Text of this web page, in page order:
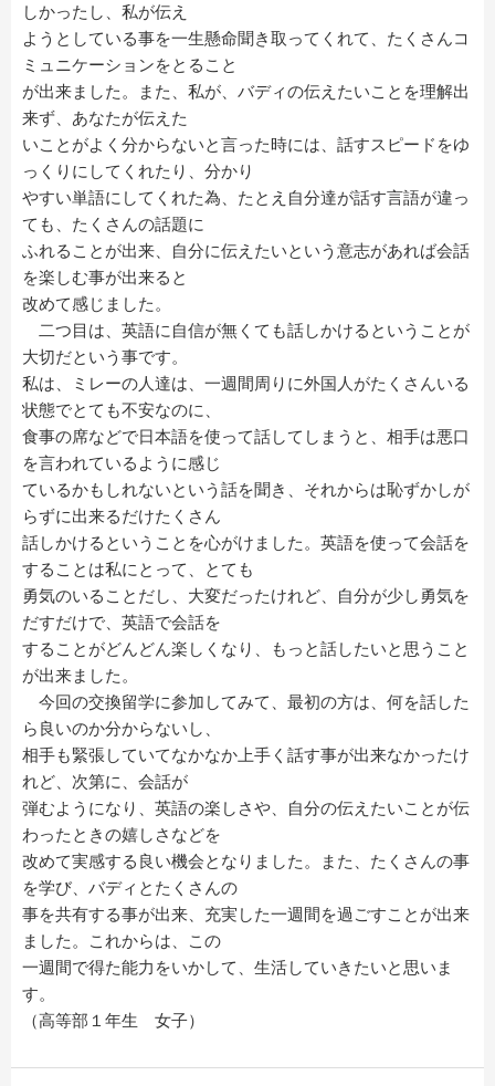
しかったし、私が伝え
ようとしている事を一生懸命聞き取ってくれて、たくさんコ
ミュニケーションをとること
が出来ました。また、私が、バディの伝えたいことを理解出
来ず、あなたが伝えた
いことがよく分からないと言った時には、話すスピードをゆ
っくりにしてくれたり、分かり
やすい単語にしてくれた為、たとえ自分達が話す言語が違っ
ても、たくさんの話題に
ふれることが出来、自分に伝えたいという意志があれば会話
を楽しむ事が出来ると
改めて感じました。
二つ目は、英語に自信が無くても話しかけるということが
大切だという事です。
私は、ミレーの人達は、一週間周りに外国人がたくさんいる
状態でとても不安なのに、
食事の席などで日本語を使って話してしまうと、相手は悪口
を言われているように感じ
ているかもしれないという話を聞き、それからは恥ずかしが
らずに出来るだけたくさん
話しかけるということを心がけました。英語を使って会話を
することは私にとって、とても
勇気のいることだし、大変だったけれど、自分が少し勇気を
だすだけで、英語で会話を
することがどんどん楽しくなり、もっと話したいと思うこと
が出来ました。
今回の交換留学に参加してみて、最初の方は、何を話した
ら良いのか分からないし、
相手も緊張していてなかなか上手く話す事が出来なかったけ
れど、次第に、会話が
弾むようになり、英語の楽しさや、自分の伝えたいことが伝
わったときの嬉しさなどを
改めて実感する良い機会となりました。また、たくさんの事
を学び、バディとたくさんの
事を共有する事が出来、充実した一週間を過ごすことが出来
ました。これからは、この
一週間で得た能力をいかして、生活していきたいと思いま
す。
（高等部１年生 女子）